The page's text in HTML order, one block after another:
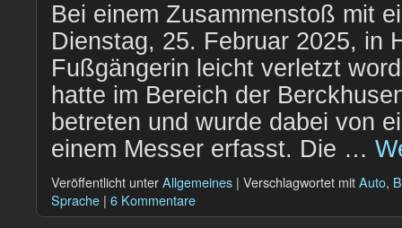
Bei einem Zusammenstoß mit
Dienstag, 25. Februar 2025, in
Fußgängerin leicht verletzt
hatte im Bereich der
betreten und wurde dabei von
einem Messer erfasst. Die …
Veröffentlicht unterAllgemeines | Verschlagwortet mitAuto,
Sprache | 6 Kommentare